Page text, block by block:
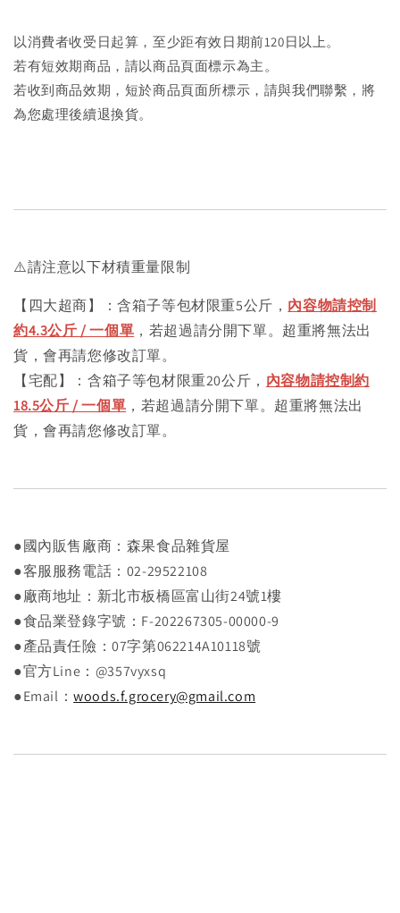
以消費者收受日起算，至少距有效日期前120日以上。
若有短效期商品，請以商品頁面標示為主。
若收到商品效期，短於商品頁面所標示，請與我們聯繫，將
為您處理後續退換貨。
⚠️請注意以下材積重量限制
【四大超商】：含箱子等包材限重5公斤， 內容物請控制
約4.3公斤 / 一個單 ，若超過請分開下單。超重將無法出
貨，會再請您修改訂單。
【宅配】：含箱子等包材限重20公斤， 內容物請控制約
18.5公斤 / 一個單 ，若超過請分開下單。超重將無法出
貨，會再請您修改訂單。
●國內販售廠商：森果食品雜貨屋
●客服服務電話：02-29522108
●廠商地址：新北市板橋區富山街24號1樓
●食品業登錄字號：F-202267305-00000-9
●產品責任險：07字第062214A10118號
●官方Line：@357vyxsq
●Email：woods.f.grocery@gmail.com